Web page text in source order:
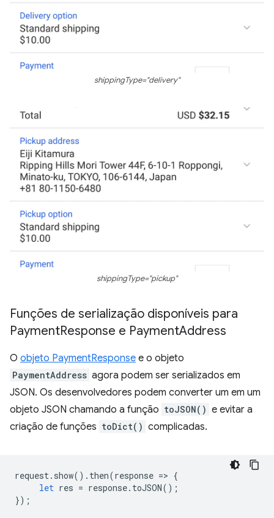
shippingType="delivery"
shippingType="pickup"
Funções de serialização disponíveis para
PaymentResponse e PaymentAddress
O objeto PaymentResponse e o objeto
PaymentAddress agora podem ser serializados em
JSON. Os desenvolvedores podem converter um em um
objeto JSON chamando a função toJSON() e evitar a
criação de funções toDict() complicadas.
request. show(). then(response => {
let res = response. toJSON();
});